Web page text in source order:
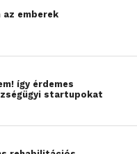
az emberek
így érdemes
startupokat